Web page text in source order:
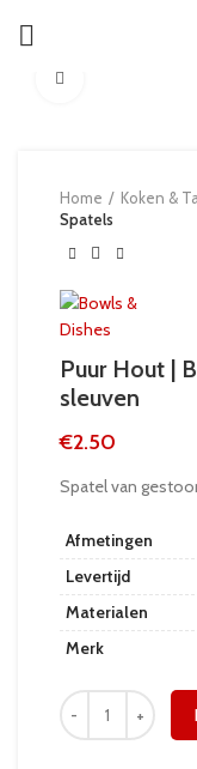
Home Koken &
Spatels
Puur Hout |
sleuven
€2.50
Spatel van
Afmetingen
Levertijd
Materialen
Merk